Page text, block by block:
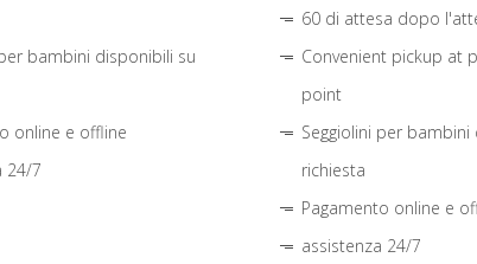
bambini disponibili su
online e offline
24/7
60 di attesa dopo
Convenient pickup at
point
Seggiolini per
richiesta
Pagamento online e
assistenza 24/7